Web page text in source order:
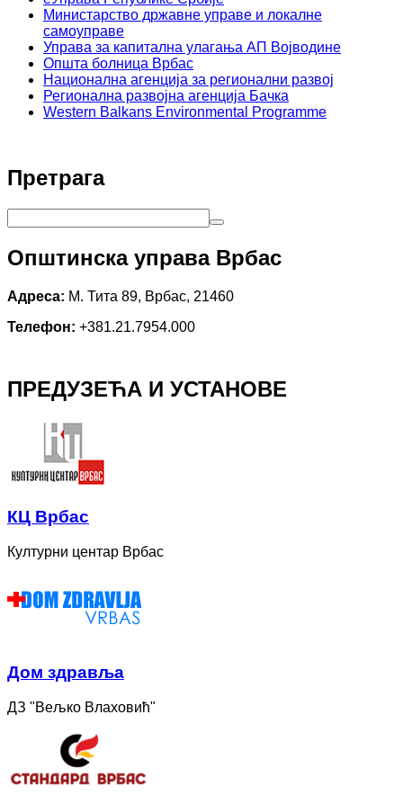
Министарство државне управе и локалне
самоуправе
Управа за капитална улагања АП Војводине
Општа болница Врбас
Национална агенција за регионални развој
Регионална развојна агенција Бачка
Western Balkans Environmental Programme
Претрага
Општинска управа Врбас
Адреса: М. Тита 89, Врбас, 21460
Телефон: +381.21.7954.000
ПРЕДУЗЕЋА И УСТАНОВЕ
КЦ Врбас
Културни центар Врбас
Дом здравља
ДЗ "Вељко Влаховић"